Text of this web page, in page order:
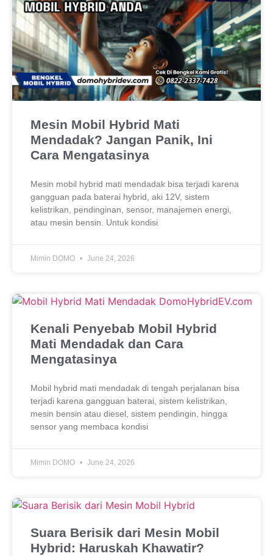
Mesin Mobil Hybrid Mati
Mendadak? Jangan Panik, Ini
Cara Mengatasinya
Mesin mobil hybrid mati mendadak bisa terjadi karena
gangguan pada baterai hybrid, aki 12V, sistem
kelistrikan, pendinginan, sensor, manajemen energi,
atau mesin bensin. Untuk kondisi
Mimin DOMO June 24, 2026
Kenali Penyebab Mobil Hybrid
Mati Mendadak dan Cara
Mengatasinya
Mobil hybrid mati mendadak di tengah perjalanan bisa
terjadi karena gangguan baterai, sistem kelistrikan,
mesin bensin atau diesel, sistem pendingin, hingga
sensor yang membaca kondisi
Mimin DOMO June 24, 2026
Suara Berisik dari Mesin Mobil
Hybrid: Haruskah Khawatir?